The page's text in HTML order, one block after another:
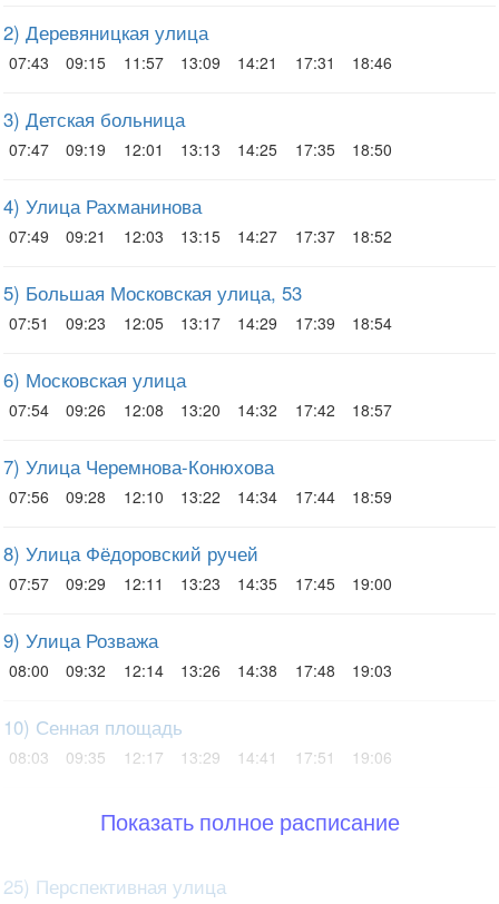
2) Деревяницкая улица
07:43 09:15 11:57 13:09 14:21 17:31 18:46
3) Детская больница
07:47 09:19 12:01 13:13 14:25 17:35 18:50
4) Улица Рахманинова
07:49 09:21 12:03 13:15 14:27 17:37 18:52
5) Большая Московская улица, 53
07:51 09:23 12:05 13:17 14:29 17:39 18:54
6) Московская улица
07:54 09:26 12:08 13:20 14:32 17:42 18:57
7) Улица Черемнова-Конюхова
07:56 09:28 12:10 13:22 14:34 17:44 18:59
8) Улица Фёдоровский ручей
07:57 09:29 12:11 13:23 14:35 17:45 19:00
9) Улица Розважа
08:00 09:32 12:14 13:26 14:38 17:48 19:03
10) Сенная площадь
08:03 09:35 12:17 13:29 14:41 17:51 19:06
Показать полное расписание
25) Перспективная улица